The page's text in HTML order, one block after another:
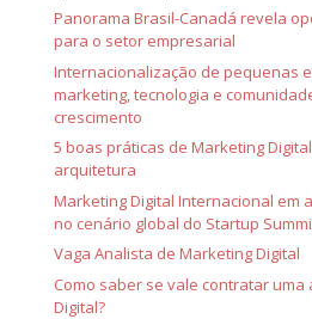
Panorama Brasil-Canadá revela
para o setor empresarial
Internacionalização de pequenas
marketing, tecnologia e
crescimento
5 boas práticas de Marketing
arquitetura
Marketing Digital Internacional em
no cenário global do Startup
Vaga Analista de Marketing Digital
Como saber se vale contratar uma
Digital?